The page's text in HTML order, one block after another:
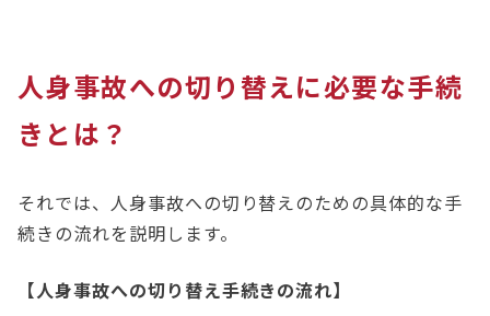
人身事故への切り替えに必要な手続
きとは？
それでは、人身事故への切り替えのための具体的な手
続きの流れを説明します。
【人身事故への切り替え手続きの流れ】